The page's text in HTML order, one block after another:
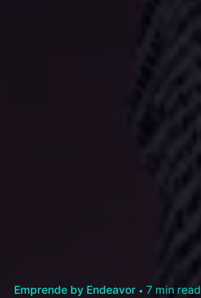
Emprende by Endeavor 7 min read